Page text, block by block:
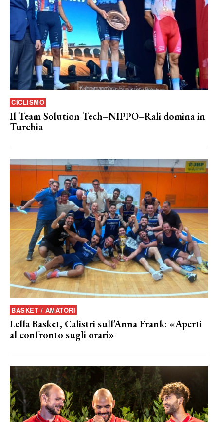
CICLISMO
Il Team Solution Tech–NIPPO–Rali domina in
Turchia
BASKET / AMATORI
Lella Basket, Calistri sull’Anna Frank: «Aperti
al confronto sugli orari»